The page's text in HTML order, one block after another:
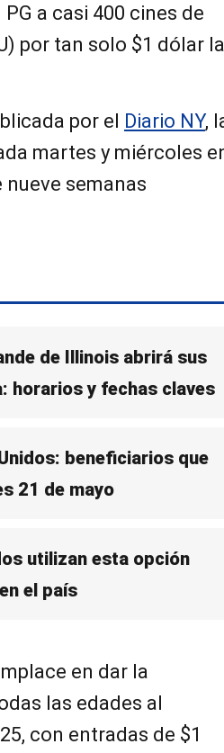
a casi 400 cines de
por tan solo $1 dólar la
por el Diario NY,
martes y miércoles
semanas
de Illinois abrirá sus
horarios y fechas claves
beneficiarios que
21 de mayo
utilizan esta opción
el país
en dar la
las edades al
con entradas de $1